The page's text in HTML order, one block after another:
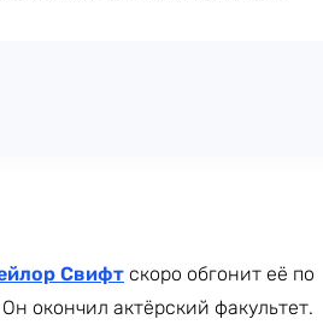
Свифт скоро обгонит её по
окончил актёрский факультет.